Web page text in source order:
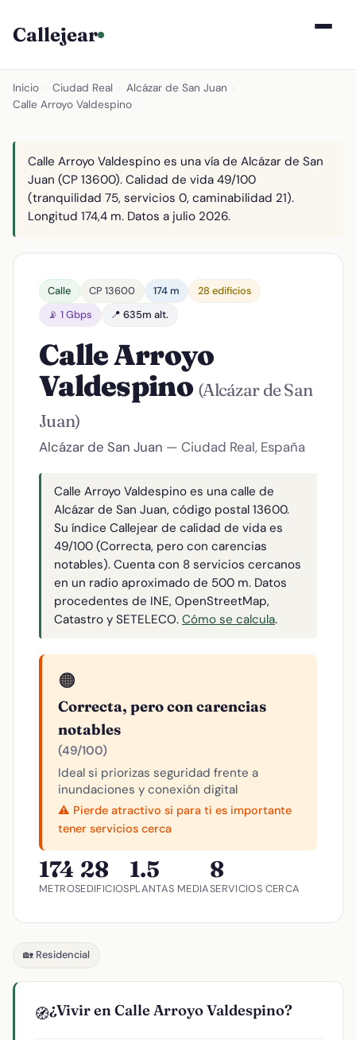
Callejear
Inicio Ciudad Real Alcázar de San Juan
Calle Arroyo Valdespino
Calle Arroyo Valdespino es una vía de Alcázar de San
Juan (CP 13600). Calidad de vida 49/100
(tranquilidad 75, servicios 0, caminabilidad 21).
Longitud 174,4 m. Datos a julio 2026.
Calle CP 13600 174 m
28 edificios
📡 1 Gbps
📍 635m alt.
Calle Arroyo
Valdespino (Alcázar de San
Juan)
Alcázar de San Juan — Ciudad Real, España
Calle Arroyo Valdespino es una calle de
Alcázar de San Juan, código postal 13600.
Su índice Callejear de calidad de vida es
49/100 (Correcta, pero con carencias
notables). Cuenta con 8 servicios cercanos
en un radio aproximado de 500 m. Datos
procedentes de INE, OpenStreetMap,
Catastro y SETELECO. Cómo se calcula.
🟠
Correcta, pero con carencias
notables
(49/100)
Ideal si priorizas seguridad frente a
inundaciones y conexión digital
⚠️ Pierde atractivo si para ti es importante
tener servicios cerca
174
METROS
28
EDIFICIOS
1.5
PLANTAS MEDIA
8
SERVICIOS CERCA
🏡 Residencial
🧭¿Vivir en Calle Arroyo Valdespino?